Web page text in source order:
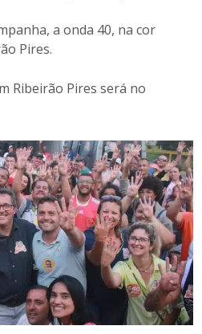
a onda 40, na cor
Pires.
Ribeirão Pires será no